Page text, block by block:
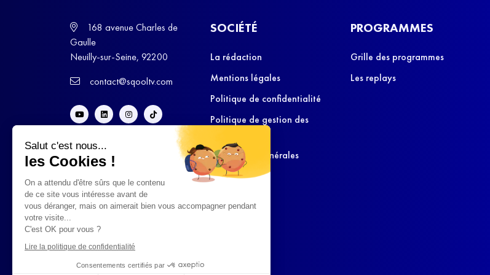
Salut c'est nous...
les Cookies !
On a attendu d'être sûrs que le contenu
de ce site vous intéresse avant de
vous déranger, mais on aimerait bien vous accompagner pendant
votre visite...
C'est OK pour vous ?
Lire la politique de confidentialité
Consentements certifiés par
168 avenue Charles de
Gaulle
Neuilly-sur-Seine, 92200
contact@sqooltv.com
SOCIÉTÉ
La rédaction
Mentions légales
Politique de confidentialité
Politique de gestion des
Conditions Générales
d’Utilisation
PROGRAMMES
Grille des programmes
Les replays